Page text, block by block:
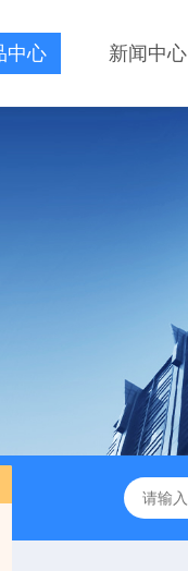
中心 新闻中心
回旋水浴恒温振荡器